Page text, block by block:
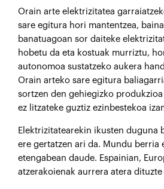
Orain arte elektrizitatea
sare egitura hori mantentzea,
banatuagoan sor daiteke
hobetu da eta kostuak murriztu,
autonomoa sustatzeko aukera
Orain arteko sare egitura
sortzen den gehiegizko
ez litzateke guztiz ezinbestekoa
Elektrizitatearekin ikusten duguna
ere gertatzen ari da. Mundu berria
etengabean daude. Espainian,
atzerakoienak aurrera atera